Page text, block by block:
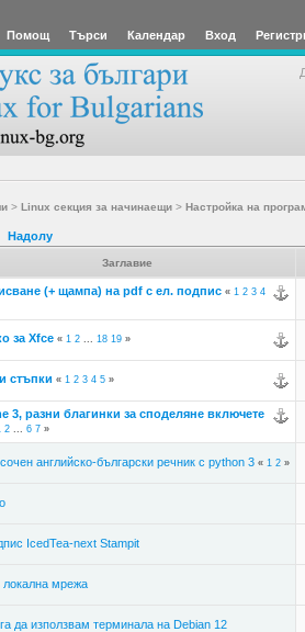
Помощ Търси Календар Вход
> Linux секция за начинаещи> Настройка на
Надолу
Заглавие
(+ щампа) на pdf с ел. подпис « 1 2 3 4
за Xfce « 1 2... 18 19»
стъпки « 1 2 3 4 5»
3, разни благинки за споделяне включете
2... 6 7»
английско-български речник с python 3 « 1 2»
IcedTea-next Stampit
локална мрежа
да използвам терминала на Debian 12